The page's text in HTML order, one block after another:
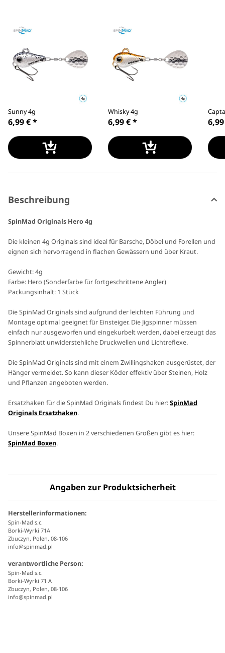
Sunny 4g
6,99 €*
Whisky 4g
6,99 €*
Beschreibung
SpinMad Originals Hero 4g
Die kleinen 4g Originals sind ideal für Barsche, Döbel und Forellen und
eignen sich hervorragend in flachen Gewässern und über Kraut.
Gewicht: 4g
Farbe: Hero (Sonderfarbe für fortgeschrittene Angler)
Packungsinhalt: 1 Stück
Die SpinMad Originals sind aufgrund der leichten Führung und
Montage optimal geeignet für Einsteiger. Die Jigspinner müssen
einfach nur ausgeworfen und eingekurbelt werden, dabei erzeugt das
Spinnerblatt unwiderstehliche Druckwellen und Lichtreflexe.
Die SpinMad Originals sind mit einem Zwillingshaken ausgerüstet, der
Hänger vermeidet. So kann dieser Köder effektiv über Steinen, Holz
und Pflanzen angeboten werden.
Ersatzhaken für die SpinMad Originals findest Du hier:SpinMad
Originals Ersatzhaken.
Unsere SpinMad Boxen in 2 verschiedenen Größen gibt es hier:
SpinMad Boxen.
Angaben zur Produktsicherheit
Herstellerinformationen:
Spin-Mad s.c.
Borki-Wyrki 71A
Zbuczyn, Polen, 08-106
info@spinmad.pl
verantwortliche Person:
Spin-Mad s.c.
Borki-Wyrki 71 A
Zbuczyn, Polen, 08-106
info@spinmad.pl